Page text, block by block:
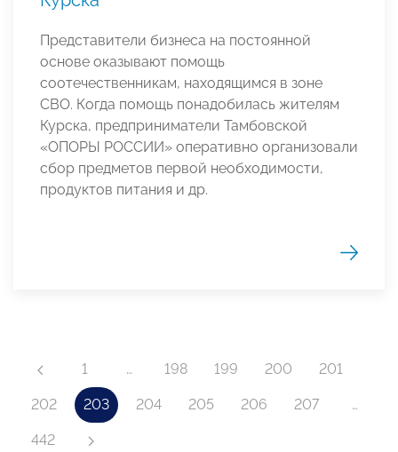
Представители бизнеса на постоянной
основе оказывают помощь
соотечественникам, находящимся в зоне
СВО. Когда помощь понадобилась жителям
Курска, предприниматели Тамбовской
«ОПОРЫ РОССИИ» оперативно организовали
сбор предметов первой необходимости,
продуктов питания и др.
1 … 198 199 200 201
202 203 204 205 206 207 …
442